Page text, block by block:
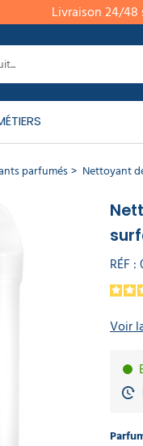
Livraison 24/
parfumés Nettoyant
RÉF :
Voir